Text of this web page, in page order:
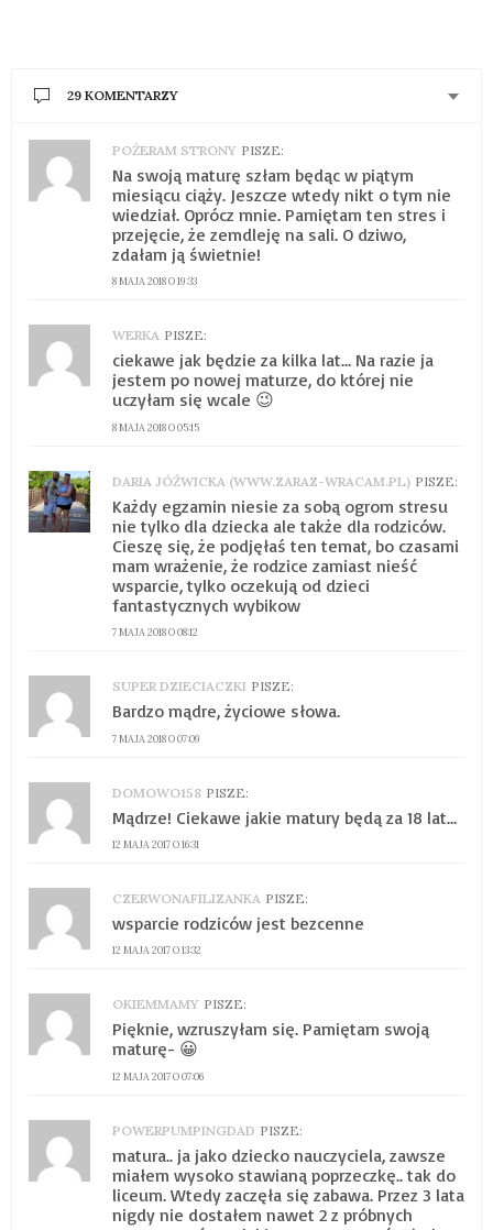
29 KOMENTARZY
POŻERAM STRONY PISZE:
8 MAJA 2018 O 19:33
Na swoją maturę szłam będąc w piątym
miesiącu ciąży. Jeszcze wtedy nikt o tym nie
wiedział. Oprócz mnie. Pamiętam ten stres i
przejęcie, że zemdleję na sali. O dziwo,
zdałam ją świetnie!
WERKA PISZE:
8 MAJA 2018 O 05:15
ciekawe jak będzie za kilka lat… Na razie ja
jestem po nowej maturze, do której nie
uczyłam się wcale 😉
DARIA JÓŹWICKA (WWW.ZARAZ-WRACAM.PL) PISZE:
7 MAJA 2018 O 08:12
Każdy egzamin niesie za sobą ogrom stresu
nie tylko dla dziecka ale także dla rodziców.
Cieszę się, że podjęłaś ten temat, bo czasami
mam wrażenie, że rodzice zamiast nieść
wsparcie, tylko oczekują od dzieci
fantastycznych wybikow
SUPER DZIECIACZKI PISZE:
7 MAJA 2018 O 07:09
Bardzo mądre, życiowe słowa.
DOMOWO158 PISZE:
12 MAJA 2017 O 16:31
Mądrze! Ciekawe jakie matury będą za 18 lat…
CZERWONAFILIZANKA PISZE:
12 MAJA 2017 O 13:32
wsparcie rodziców jest bezcenne
OKIEMMAMY PISZE:
12 MAJA 2017 O 07:06
Pięknie, wzruszyłam się. Pamiętam swoją
maturę- 😀
POWERPUMPINGDAD PISZE:
matura.. ja jako dziecko nauczyciela, zawsze
miałem wysoko stawianą poprzeczkę.. tak do
liceum. Wtedy zaczęła się zabawa. Przez 3 lata
nigdy nie dostałem nawet 2 z próbnych